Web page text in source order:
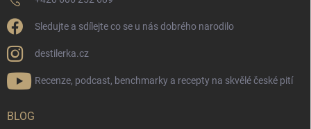
Sledujte a sdílejte co se u nás dobrého narodilo
destilerka.cz
Recenze, podcast, benchmarky a recepty na skvělé české pití
BLOG